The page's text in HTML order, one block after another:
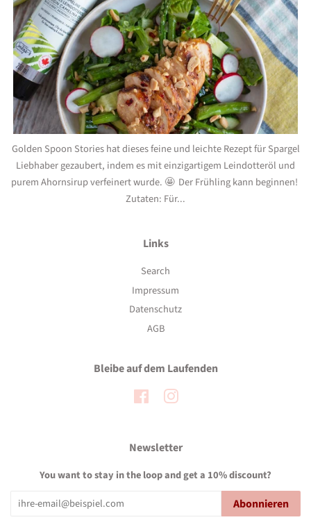
Golden Spoon Stories hat dieses feine und leichte Rezept für Spargel
Liebhaber gezaubert, indem es mit einzigartigem Leindotteröl und
purem Ahornsirup verfeinert wurde. 🤩 Der Frühling kann beginnen!
Zutaten: Für...
Links
Search
Impressum
Datenschutz
AGB
Bleibe auf dem Laufenden
FacebookInstagram
Newsletter
You want to stay in the loop and get a 10% discount?
Abonnieren